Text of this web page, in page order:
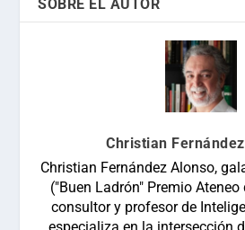
SOBRE EL AUTOR
Christian
Christian Fernández Alonso,
("Buen Ladrón" Premio
consultor y profesor de
especializa en la intersección